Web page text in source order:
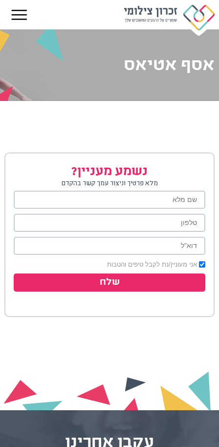
אסף אטיאס
נשמע מעניין?
מלא פרטיך וניצור עמך קשר בהקדם
אני מעוניין/נת לקבל טיפים והטבות
שלח
עקבו אחרינו